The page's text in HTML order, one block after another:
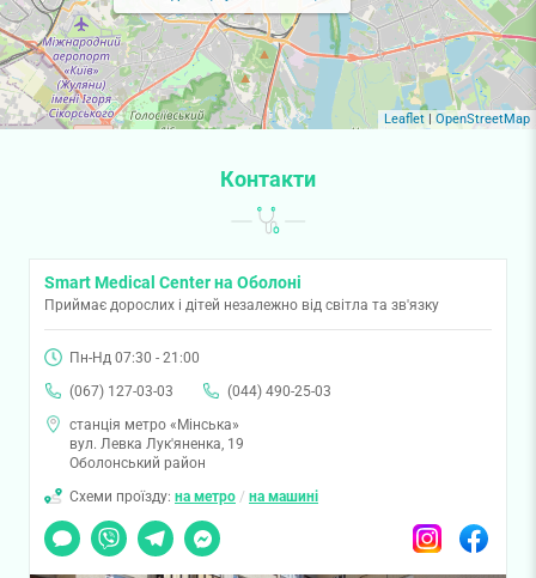
Leaflet| OpenStreetMap
Контакти
Smart Medical Center на Оболоні
Приймає дорослих і дітей незалежно від світла та зв'язку
Пн-Нд 07:30 - 21:00
(067) 127-03-03
(044) 490-25-03
станція метро «Мінська»
вул. Левка Лук'яненка, 19
Оболонський район
Схеми проїзду: на метро / на машині
Чат
Viber TelegramMessenger InstagramFacebook